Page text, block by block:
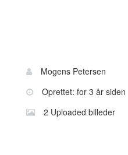
Bruger
information
Navn:
Mogens Petersen
Oprettet: for 3 år siden
2 Uploaded billeder